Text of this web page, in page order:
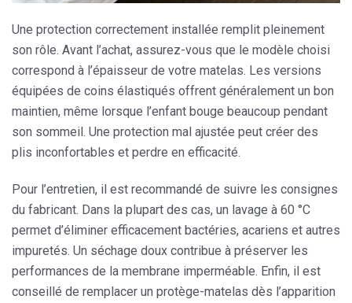
Une protection correctement installée remplit pleinement
son rôle. Avant l’achat, assurez-vous que le modèle choisi
correspond à l’épaisseur de votre matelas. Les versions
équipées de coins élastiqués offrent généralement un bon
maintien, même lorsque l’enfant bouge beaucoup pendant
son sommeil. Une protection mal ajustée peut créer des
plis inconfortables et perdre en efficacité.
Pour l’entretien, il est recommandé de suivre les consignes
du fabricant. Dans la plupart des cas, un lavage à 60 °C
permet d’éliminer efficacement bactéries, acariens et autres
impuretés. Un séchage doux contribue à préserver les
performances de la membrane imperméable. Enfin, il est
conseillé de remplacer un protège-matelas dès l’apparition